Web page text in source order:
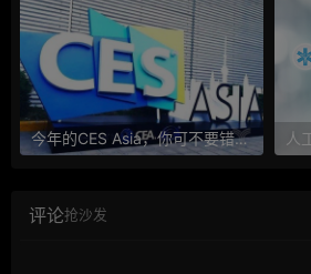
今年的CES Asia，你可不要错过这些自动驾驶看点
评论抢沙发